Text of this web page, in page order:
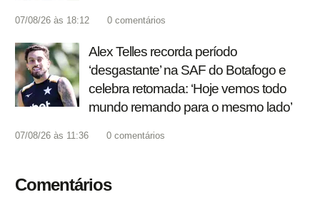
07/08/26 às 18:12 0 comentários
Alex Telles recorda período
‘desgastante’ na SAF do Botafogo e
celebra retomada: ‘Hoje vemos todo
mundo remando para o mesmo lado’
07/08/26 às 11:36 0 comentários
Comentários